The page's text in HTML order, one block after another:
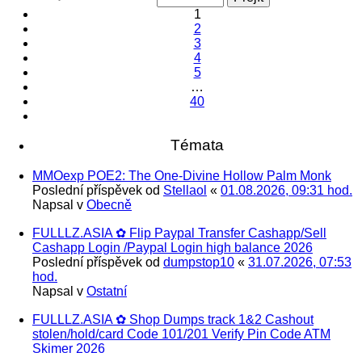
z
40
1
2
3
4
5
…
40
Témata
MMOexp POE2: The One-Divine Hollow Palm Monk
Poslední příspěvek od Stellaol « 01.08.2026, 09:31 hod.
Napsal v Obecně
FULLLZ.ASIA ✿ Flip Paypal Transfer Cashapp/Sell
Cashapp Login /Paypal Login high balance 2026
Poslední příspěvek od dumpstop10 « 31.07.2026, 07:53
hod.
Napsal v Ostatní
FULLLZ.ASIA ✿ Shop Dumps track 1&2 Cashout
stolen/hold/card Code 101/201 Verify Pin Code ATM
Skimer 2026